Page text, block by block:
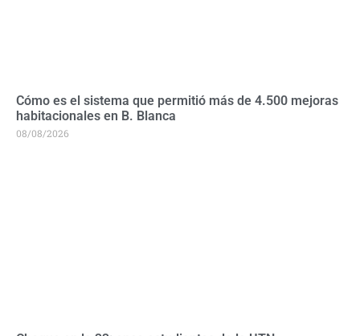
Cómo es el sistema que permitió más de 4.500 mejoras
habitacionales en B. Blanca
08/08/2026